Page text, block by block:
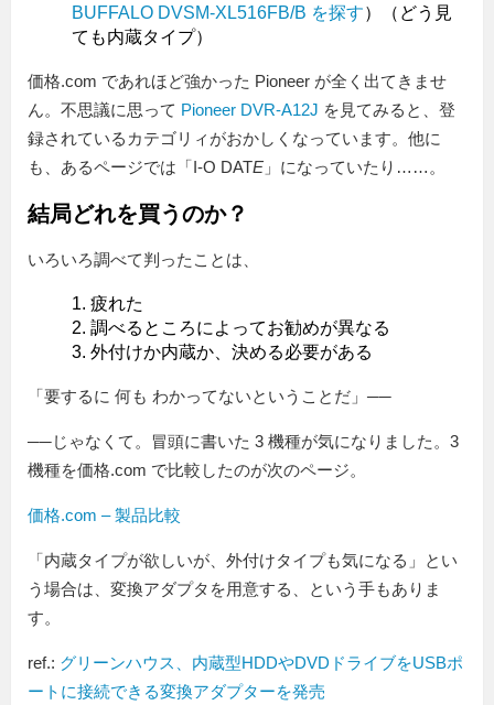
BUFFALO DVSM-XL516FB/B を探す）（どう見
ても内蔵タイプ）
価格.com であれほど強かった Pioneer が全く出てきませ
ん。不思議に思って Pioneer DVR-A12J を見てみると、登
録されているカテゴリィがおかしくなっています。他に
も、あるページでは「I-O DATE 」になっていたり……。
結局どれを買うのか？
いろいろ調べて判ったことは、
疲れた
調べるところによってお勧めが異なる
外付けか内蔵か、決める必要がある
「要するに 何も わかってないということだ」──
──じゃなくて。冒頭に書いた 3 機種が気になりました。3
機種を価格.com で比較したのが次のページ。
価格.com – 製品比較
「内蔵タイプが欲しいが、外付けタイプも気になる」とい
う場合は、変換アダプタを用意する、という手もありま
す。
ref.: グリーンハウス、内蔵型HDDやDVDドライブをUSBポ
ートに接続できる変換アダプターを発売